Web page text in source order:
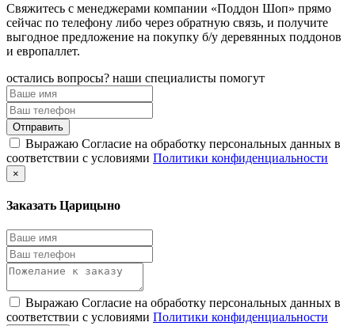
Свяжитесь с менеджерами компании «Поддон Шоп» прямо
сейчас по телефону либо через обратную связь, и получите
выгодное предложение на покупку б/у деревянных поддонов
и европаллет.
остались вопросы? наши специалисты помогут
Выражаю Согласие на обработку персональных данных в
соответствии с условиями Политики конфиденциальности
×
Заказать Царицыно
Выражаю Согласие на обработку персональных данных в
соответствии с условиями Политики конфиденциальности